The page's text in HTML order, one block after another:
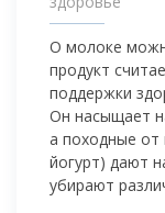
О молоке
продукт
поддержки
Он насыщает
а походные от
йогурт) дают
убирают